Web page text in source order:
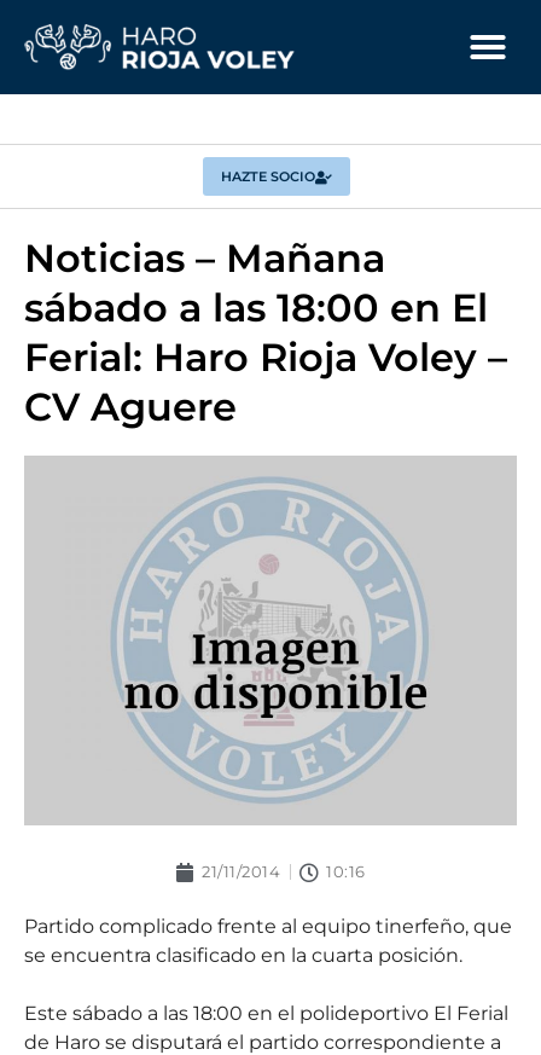
HAZTE SOCIO
Noticias – Mañana
sábado a las 18:00 en El
Ferial: Haro Rioja Voley –
CV Aguere
21/11/2014 10:16
Partido complicado frente al equipo tinerfeño, que
se encuentra clasificado en la cuarta posición.
Este sábado a las 18:00 en el polideportivo El Ferial
de Haro se disputará el partido correspondiente a